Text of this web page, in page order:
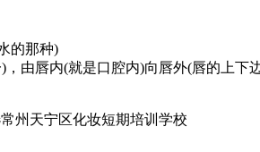
的那种)
由唇内(就是口腔内)向唇外(唇的上
州天宁区化妆短期培训学校